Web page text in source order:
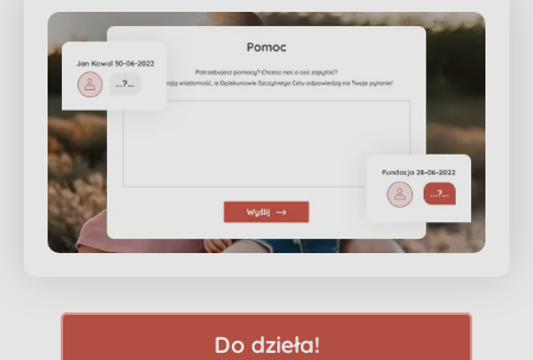
Do dzieła!